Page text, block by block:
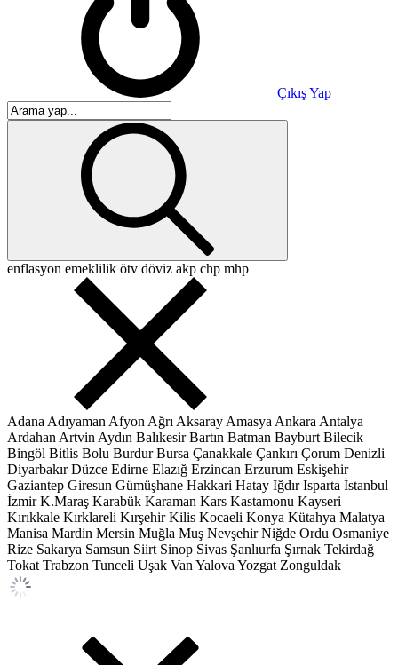
Çıkış Yap
enflasyon emeklilik ötv döviz akp chp mhp
Adana Adıyaman Afyon Ağrı Aksaray Amasya Ankara Antalya
Ardahan Artvin Aydın Balıkesir Bartın Batman Bayburt Bilecik
Bingöl Bitlis Bolu Burdur Bursa Çanakkale Çankırı Çorum Denizli
Diyarbakır Düzce Edirne Elazığ Erzincan Erzurum Eskişehir
Gaziantep Giresun Gümüşhane Hakkari Hatay Iğdır Isparta İstanbul
İzmir K.Maraş Karabük Karaman Kars Kastamonu Kayseri
Kırıkkale Kırklareli Kırşehir Kilis Kocaeli Konya Kütahya Malatya
Manisa Mardin Mersin Muğla Muş Nevşehir Niğde Ordu Osmaniye
Rize Sakarya Samsun Siirt Sinop Sivas Şanlıurfa Şırnak Tekirdağ
Tokat Trabzon Tunceli Uşak Van Yalova Yozgat Zonguldak